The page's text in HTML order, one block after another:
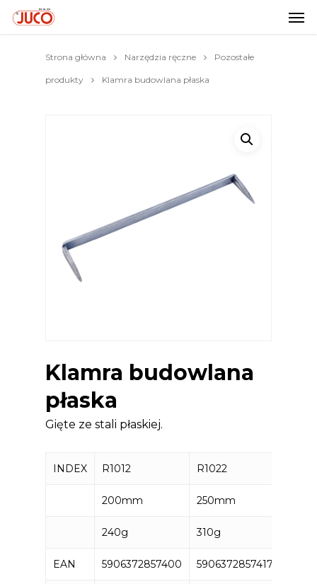
Strona główna Narzędzia ręczne Pozostałe
produkty Klamra budowlana płaska
Klamra budowlana
płaska
Gięte ze stali płaskiej.
INDEX R1012 R1022
200mm 250mm
240g 310g
EAN 5906372857400 5906372857417